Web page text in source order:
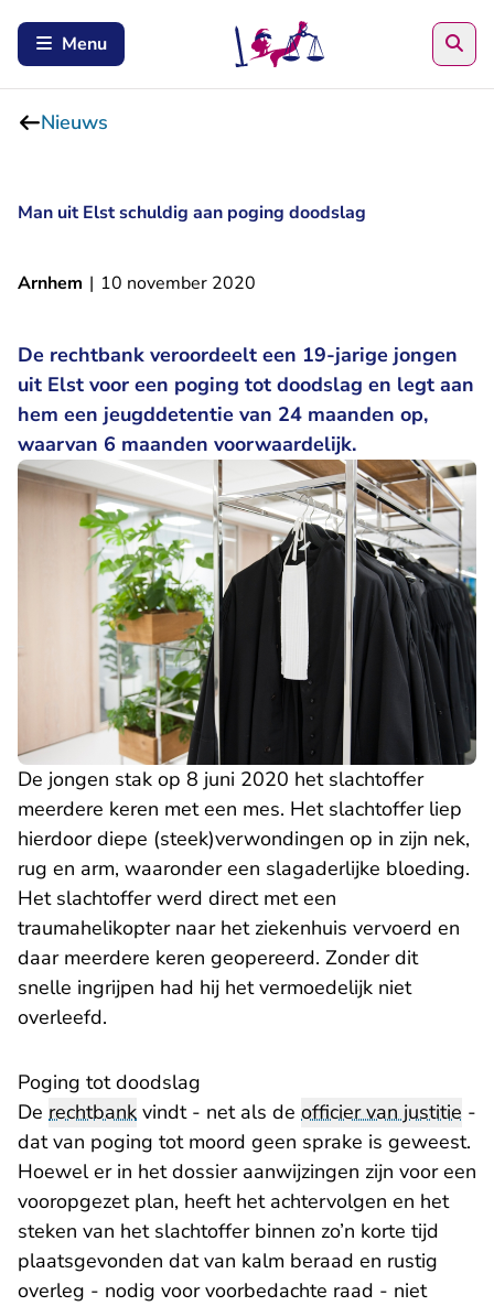
Menu
Nieuws
Man uit Elst schuldig aan poging doodslag
Arnhem | 10 november 2020
De rechtbank veroordeelt een 19-jarige jongen
uit Elst voor een poging tot doodslag en legt aan
hem een jeugddetentie van 24 maanden op,
waarvan 6 maanden voorwaardelijk.
De jongen stak op 8 juni 2020 het slachtoffer
meerdere keren met een mes. Het slachtoffer liep
hierdoor diepe (steek)verwondingen op in zijn nek,
rug en arm, waaronder een slagaderlijke bloeding.
Het slachtoffer werd direct met een
traumahelikopter naar het ziekenhuis vervoerd en
daar meerdere keren geopereerd. Zonder dit
snelle ingrijpen had hij het vermoedelijk niet
overleefd.
Poging tot doodslag
De rechtbank vindt - net als de officier van justitie -
dat van poging tot moord geen sprake is geweest.
Hoewel er in het dossier aanwijzingen zijn voor een
vooropgezet plan, heeft het achtervolgen en het
steken van het slachtoffer binnen zo’n korte tijd
plaatsgevonden dat van kalm beraad en rustig
overleg - nodig voor voorbedachte raad - niet